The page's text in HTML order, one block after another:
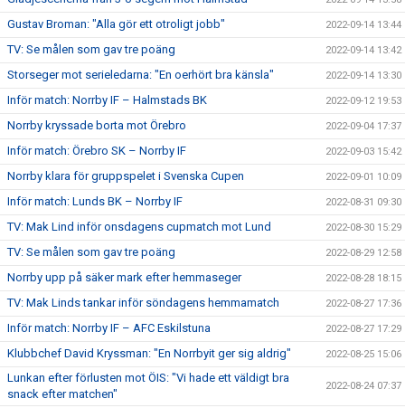
Gustav Broman: "Alla gör ett otroligt jobb" 2022-09-14 13:44
TV: Se målen som gav tre poäng 2022-09-14 13:42
Storseger mot serieledarna: "En oerhört bra känsla" 2022-09-14 13:30
Inför match: Norrby IF – Halmstads BK 2022-09-12 19:53
Norrby kryssade borta mot Örebro 2022-09-04 17:37
Inför match: Örebro SK – Norrby IF 2022-09-03 15:42
Norrby klara för gruppspelet i Svenska Cupen 2022-09-01 10:09
Inför match: Lunds BK – Norrby IF 2022-08-31 09:30
TV: Mak Lind inför onsdagens cupmatch mot Lund 2022-08-30 15:29
TV: Se målen som gav tre poäng 2022-08-29 12:58
Norrby upp på säker mark efter hemmaseger 2022-08-28 18:15
TV: Mak Linds tankar inför söndagens hemmamatch 2022-08-27 17:36
Inför match: Norrby IF – AFC Eskilstuna 2022-08-27 17:29
Klubbchef David Kryssman: "En Norrbyit ger sig aldrig" 2022-08-25 15:06
Lunkan efter förlusten mot ÖIS: "Vi hade ett väldigt bra
snack efter matchen"
2022-08-24 07:37